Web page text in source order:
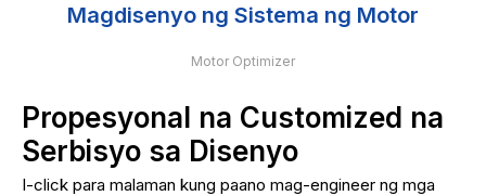
Magdisenyo ng Sistema ng Motor
Motor Optimizer
Propesyonal na Customized na
Serbisyo sa Disenyo
I-click para malaman kung paano mag-engineer ng mga